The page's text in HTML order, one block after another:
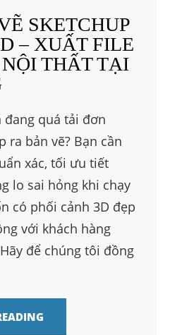
SKETCHUP
– XUẤT FILE
THẤT TẠI
đang quá tải đơn
ra bản vẽ? Bạn cần
xác, tối ưu tiết
lo sai hỏng khi chạy
có phối cảnh 3D đẹp
với khách hàng
để chúng tôi đồng